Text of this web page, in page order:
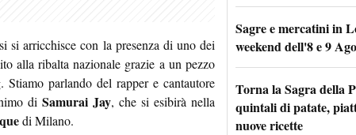
si arricchisce con la presenza di uno dei
alla ribalta nazionale grazie a un pezzo
parlando del rapper e cantautore
di Samurai Jay, che si esibirà nella
di Milano.
Sagre e mercatini in
weekend dell'8 e 9
Torna la Sagra della
quintali di patate,
nuove ricette